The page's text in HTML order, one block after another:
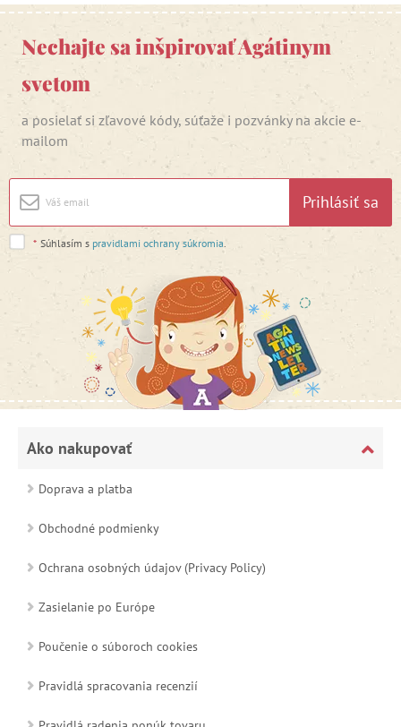
Nechajte sa inšpirovať Agátinym
svetom
a posielať si zľavové kódy, súťaže i pozvánky na akcie e-
mailom
Prihlásiť sa
* Súhlasím s pravidlami ochrany súkromia
Ako nakupovať
Doprava a platba
Obchodné podmienky
Ochrana osobných údajov (Privacy Policy)
Zasielanie po Európe
Poučenie o súboroch cookies
Pravidlá spracovania recenzií